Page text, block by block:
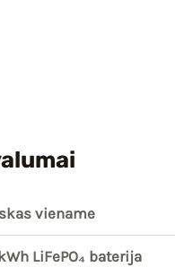
viename
LiFePO₄ baterija